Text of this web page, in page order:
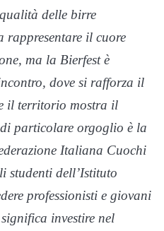
delle birre
rappresentare il cuore
ma la Bierfest è
dove si rafforza il
il territorio mostra il
particolare orgoglio è la
Italiana Cuochi
studenti dell’Istituto
professionisti e giovani
investire nel